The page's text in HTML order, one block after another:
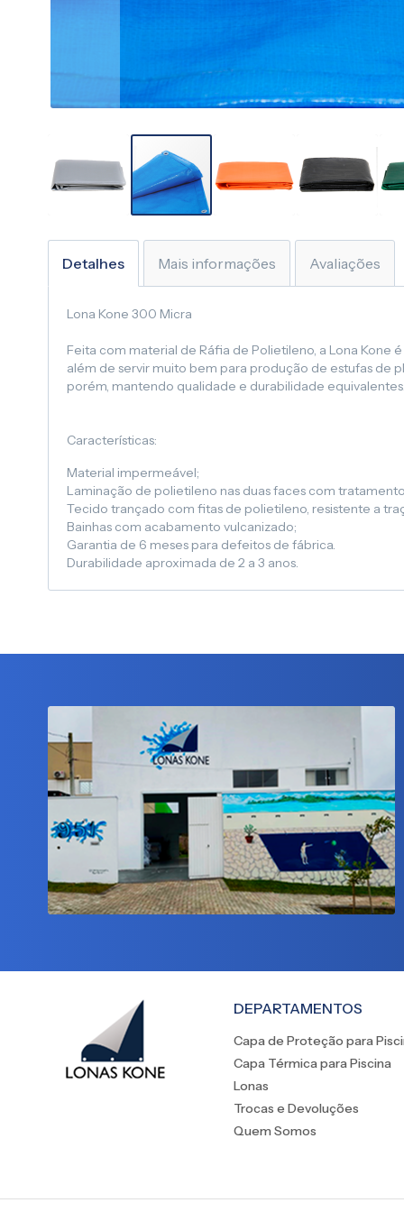
para
Galeria
imagens
Detalhes
Lona Kone 300 Micra
Feita com material de Ráfia de Polietileno, a Lona
além de servir muito bem para produção de estufas de
porém, mantendo qualidade e durabilidade
Características:
Material impermeável;
Laminação de polietileno nas duas faces com
Tecido trançado com fitas de polietileno, resistente a
Bainhas com acabamento vulcanizado;
Garantia de 6 meses para defeitos de fábrica.
Durabilidade aproximada de 2 a 3 anos.
Mais informações Avaliações
DEPARTAMENTOS
Capa de Proteção para
Capa Térmica para Piscina
Lonas
Trocas e Devoluções
Quem Somos